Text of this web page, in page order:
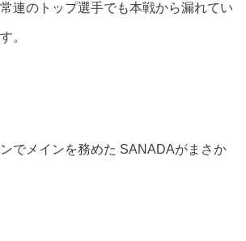
連のトップ選手でも本戦から漏れてい
。
でメインを務めた SANADAがまさか